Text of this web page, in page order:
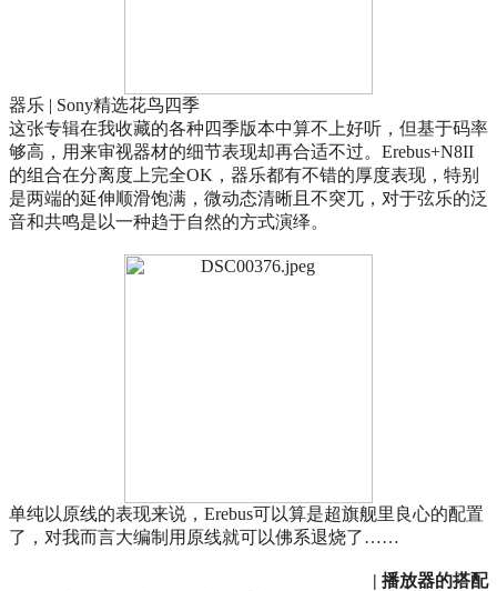
器乐 | Sony精选花鸟四季
这张专辑在我收藏的各种四季版本中算不上好听，但基于码率
够高，用来审视器材的细节表现却再合适不过。Erebus+N8II
的组合在分离度上完全OK，器乐都有不错的厚度表现，特别
是两端的延伸顺滑饱满，微动态清晰且不突兀，对于弦乐的泛
音和共鸣是以一种趋于自然的方式演绎。
单纯以原线的表现来说，Erebus可以算是超旗舰里良心的配置
了，对我而言大编制用原线就可以佛系退烧了……
| 播放器的搭配